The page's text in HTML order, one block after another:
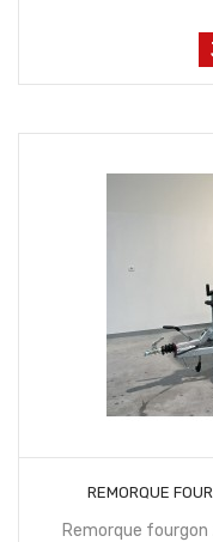
REMORQUE
Remorque fourgon